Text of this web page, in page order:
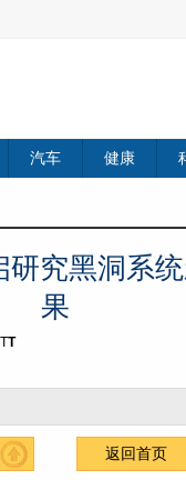
汽车 健康
研究黑洞系
果
TT
返回首页